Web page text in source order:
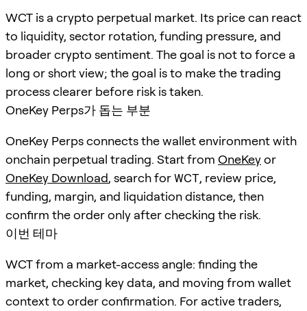
WCT is a crypto perpetual market. Its price can react
to liquidity, sector rotation, funding pressure, and
broader crypto sentiment. The goal is not to force a
long or short view; the goal is to make the trading
process clearer before risk is taken.
OneKey Perps가 돕는 부분
OneKey Perps connects the wallet environment with
onchain perpetual trading. Start from OneKeyor
OneKey Download, search forWCT, review price,
funding, margin, and liquidation distance, then
confirm the order only after checking the risk.
이번 테마
WCT from a market-access angle: finding the
market, checking key data, and moving from wallet
context to order confirmation. For active traders,